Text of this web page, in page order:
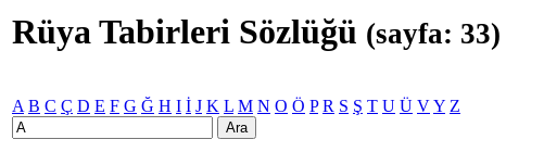
Rüya Tabirleri Sözlüğü (sayfa: 33)
A B C Ç D E F G Ğ H I İ J K L M N O Ö P R S Ş T U Ü VY Z
Ara